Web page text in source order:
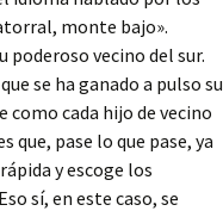
monte bajo».
poderoso vecino del sur.
se ha ganado a pulso su
como cada hijo de vecino
pase lo que pase, ya
y escoge los
sí, en este caso, se